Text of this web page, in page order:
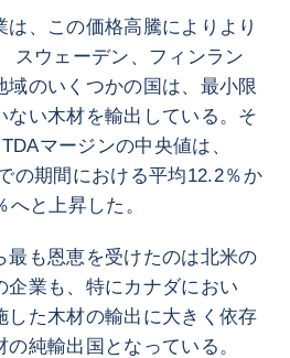
は、この価格高騰によりより
スウェーデン、フィンラン
域のいくつかの国は、最小限
ない木材を輸出している。そ
マージンの中央値は、
の期間における平均12.2％か
へと上昇した。
最も恩恵を受けたのは北米の
企業も、特にカナダにおい
した木材の輸出に大きく依存
純輸出国となっている。